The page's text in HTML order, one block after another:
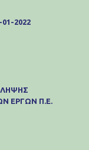
2022
ΕΡΓΩΝ Π.Ε.